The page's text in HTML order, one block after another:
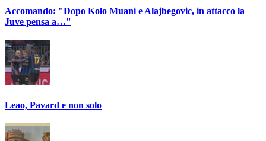
Accomando: "Dopo Kolo Muani e Alajbegovic, in attacco la
Juve pensa a…"
Leao, Pavard e non solo